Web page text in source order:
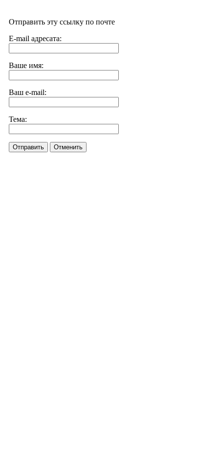
Отправить эту ссылку по почте
E-mail адресата:
Ваше имя:
Ваш e-mail:
Тема:
Отправить Отменить